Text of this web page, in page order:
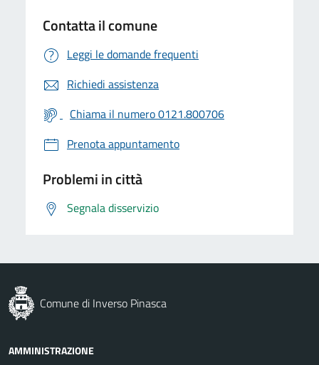
Contatta il comune
Leggi le domande frequenti
Richiedi assistenza
Chiama il numero 0121.800706
Prenota appuntamento
Problemi in città
Segnala disservizio
Comune di Inverso Pinasca
AMMINISTRAZIONE